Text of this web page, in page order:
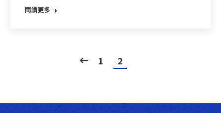
閱讀更多
1 2